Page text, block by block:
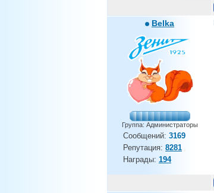
Belka
Группа: Администраторы
Сообщений: 3169
Репутация: 8281
Награды: 194